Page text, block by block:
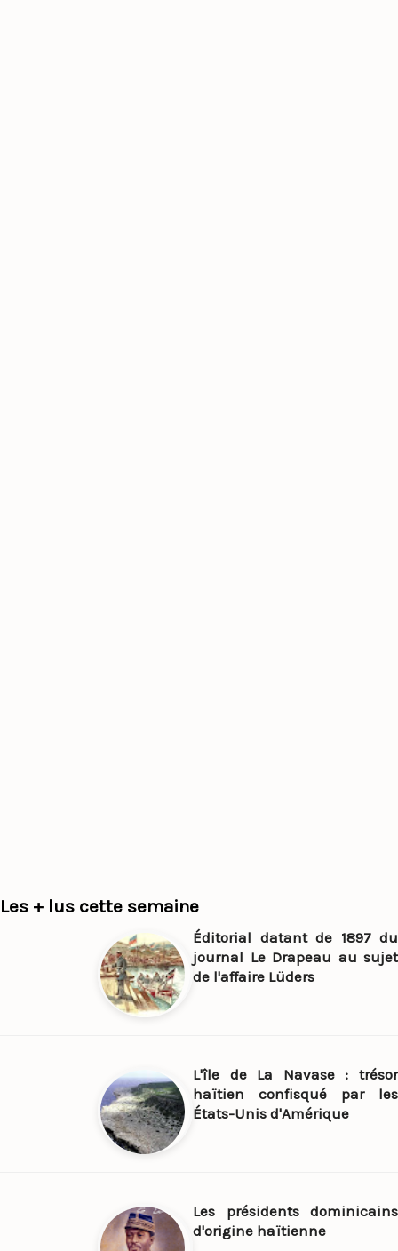
Les + lus cette semaine
Éditorial datant de 1897 du
journal Le Drapeau au sujet
de l'affaire Lüders
L'île de La Navase : trésor
haïtien confisqué par les
États-Unis d'Amérique
Les présidents dominicains
d'origine haïtienne